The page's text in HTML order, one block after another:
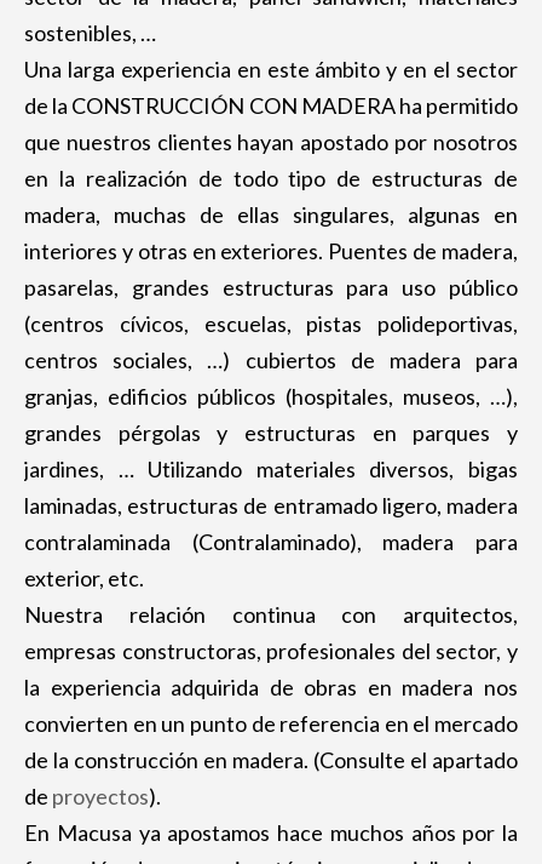
sostenibles, …
Una larga experiencia en este ámbito y en el sector
de la CONSTRUCCIÓN CON MADERA ha permitido
que nuestros clientes hayan apostado por nosotros
en la realización de todo tipo de estructuras de
madera, muchas de ellas singulares, algunas en
interiores y otras en exteriores. Puentes de madera,
pasarelas, grandes estructuras para uso público
(centros cívicos, escuelas, pistas polideportivas,
centros sociales, …) cubiertos de madera para
granjas, edificios públicos (hospitales, museos, …),
grandes pérgolas y estructuras en parques y
jardines, … Utilizando materiales diversos, bigas
laminadas, estructuras de entramado ligero, madera
contralaminada (Contralaminado), madera para
exterior, etc.
Nuestra relación continua con arquitectos,
empresas constructoras, profesionales del sector, y
la experiencia adquirida de obras en madera nos
convierten en un punto de referencia en el mercado
de la construcción en madera. (Consulte el apartado
de proyectos).
En Macusa ya apostamos hace muchos años por la